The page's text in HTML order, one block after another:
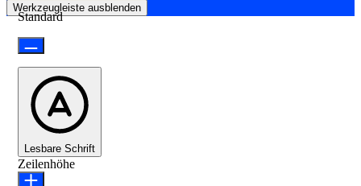
Werkzeugleiste ausblenden
Standard
Lesbare Schrift
Zeilenhöhe